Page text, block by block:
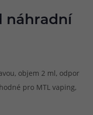
náhradní
objem 2 ml, odpor
pro MTL vaping,